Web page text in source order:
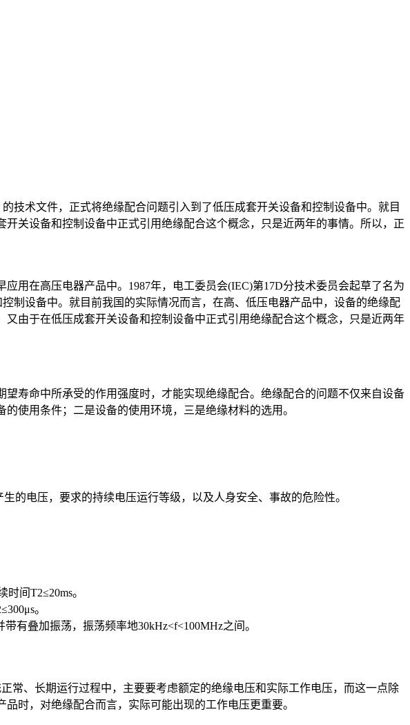
技术文件，正式将绝缘配合问题引入到了低压成套开关设备和控制设备中。就目
关设备和控制设备中正式引用绝缘配合这个概念，只是近两年的事情。所以，正
在高压电器产品中。1987年，电工委员会(IEC)第17D分技术委员会起草了名为
制设备中。就目前我国的实际情况而言，在高、低压电器产品中，设备的绝缘配
由于在低压成套开关设备和控制设备中正式引用绝缘配合这个概念，只是近两年
命中所承受的作用强度时，才能实现绝缘配合。绝缘配合的问题不仅来自设备
使用条件；二是设备的使用环境，三是绝缘材料的选用。
电压，要求的持续电压运行等级，以及人身安全、事故的危险性。
间T2≤20ms。
。
有叠加振荡，振荡频率地30kHz<f<100MHz之间。
、长期运行过程中，主要要考虑额定的绝缘电压和实际工作电压，而这一点除
时，对绝缘配合而言，实际可能出现的工作电压更重要。